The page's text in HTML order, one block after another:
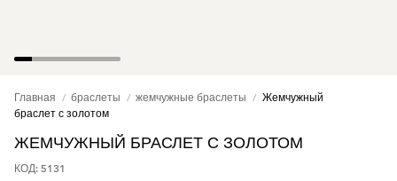
Главная браслеты жемчужные браслеты
Жемчужный
браслет с золотом
ЖЕМЧУЖНЫЙ БРАСЛЕТ С ЗОЛОТОМ
КОД: 5131